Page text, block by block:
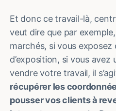
Et donc ce travail-là,
veut dire que par
marchés, si vous exposez
d’exposition, si vous
vendre votre travail, il
récupérer les
pousser vos clients à